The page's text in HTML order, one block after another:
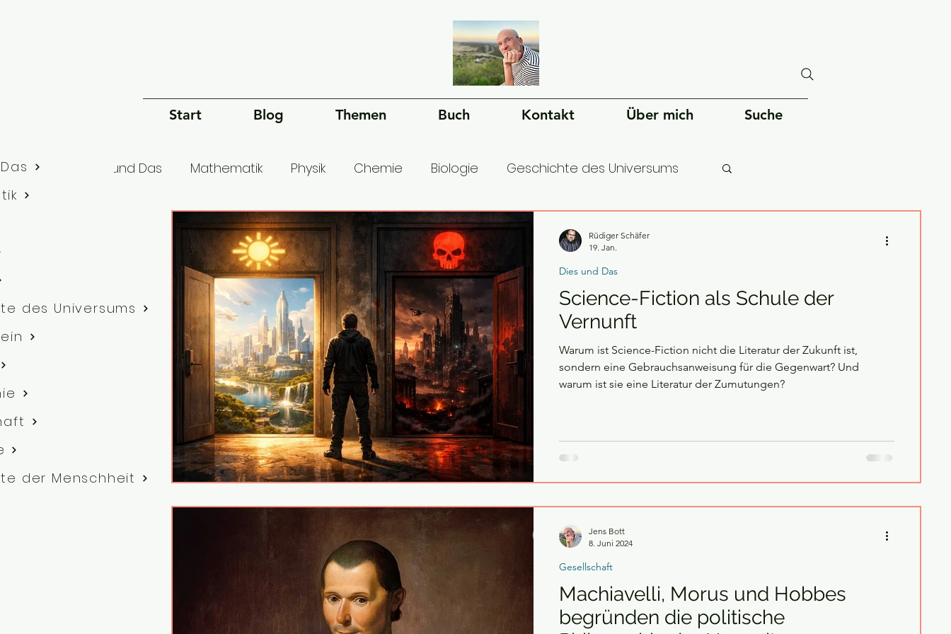
Start Blog Themen Buch Kontakt Über mich Suche
Artikel Dies und Das Mathematik Physik Chemie Biologie Geschichte des Universums
Philosophie Gesellschaft Ökonomie Geschichte der Menschheit
Science-Fiction als Schule der
Vernunft
Warum ist Science-Fiction nicht die Literatur der Zukunft ist,
sondern eine Gebrauchsanweisung für die Gegenwart? Und
warum ist sie eine Literatur der Zumutungen?
Dies und Das
Rüdiger Schäfer
19. Jan.
Machiavelli, Morus und Hobbes
begründen die politische
Gesellschaft
Jens Bott
8. Juni 2024
des Universums
der Menschheit